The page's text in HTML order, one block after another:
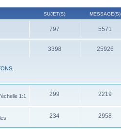
SUJET(S) MESSAGE(S)
797 5571
3398 25926
1:1
299 2219
234 2958